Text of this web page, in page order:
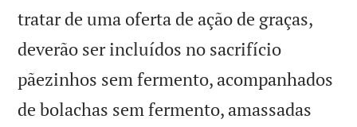
tratar de uma oferta de ação de graças,
deverão ser incluídos no sacrifício
pãezinhos sem fermento, acompanhados
de bolachas sem fermento, amassadas